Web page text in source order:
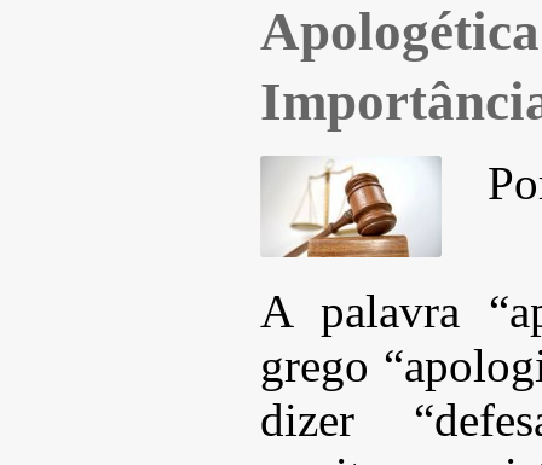
A palavra
grego
dizer